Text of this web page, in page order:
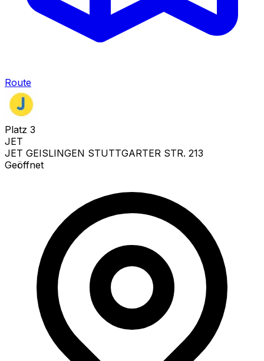
Route
Platz 3
JET
JET GEISLINGEN STUTTGARTER STR. 213
Geöffnet